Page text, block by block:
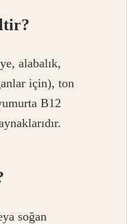
alabalık,
için), ton
B12
soğan